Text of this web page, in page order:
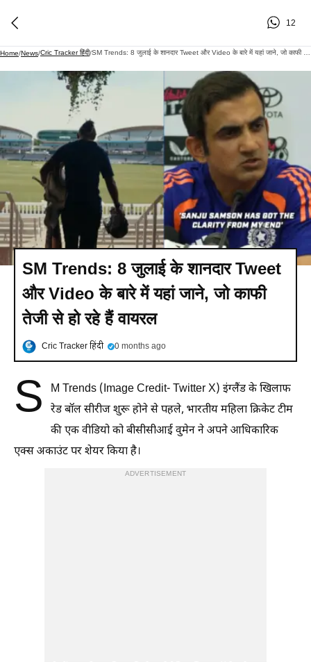
12
Home/News/Cric Tracker हिंदी/
SM Trends: 8 जुलाई के शानदार Tweet
और Video के बारे में यहां जाने, जो काफी
तेजी से हो रहे हैं वायरल
Cric Tracker हिंदी 0 months ago
S
M Trends (Image Credit- Twitter X) इंग्लैंड के खिलाफ
रेड बाॅल सीरीज शुरू होने से पहले, भारतीय महिला क्रिकेट टीम
की एक वीडियो को बीसीसीआई वुमेन ने अपने आधिकारिक
एक्स अकाउंट पर शेयर किया है।
ADVERTISEMENT